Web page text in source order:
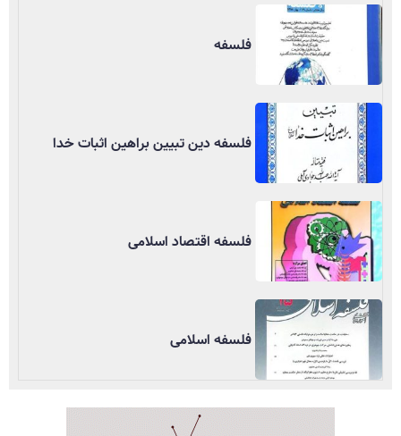
فلسفه
فلسفه دین تبیین براهین اثبات خدا
فلسفه اقتصاد اسلامی
فلسفه اسلامی